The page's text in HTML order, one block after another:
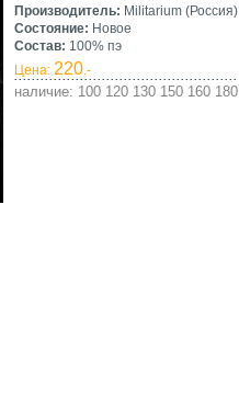
Производитель: Militarium (Россия)
Состояние: Новое
Состав: 100% пэ
Цена: 220.-
наличие: 100 120 130 150 160 180